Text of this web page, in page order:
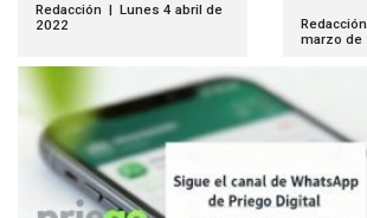
Redacción | Lunes 4 abril de
2022
marzo de